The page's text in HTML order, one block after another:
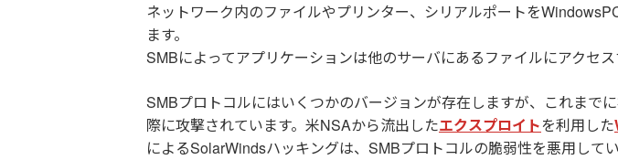
ネットワーク内のファイルやプリンター、シリアルポートを
ます。
SMBによってアプリケーションは他のサーバにあるファイルにアクセス
SMBプロトコルにはいくつかのバージョンが存在しますが、これまで
際に攻撃されています。米NSAから流出したエクスプロイトを利用した
によるSolarWindsハッキングは、SMBプロトコルの脆弱性を悪用してい